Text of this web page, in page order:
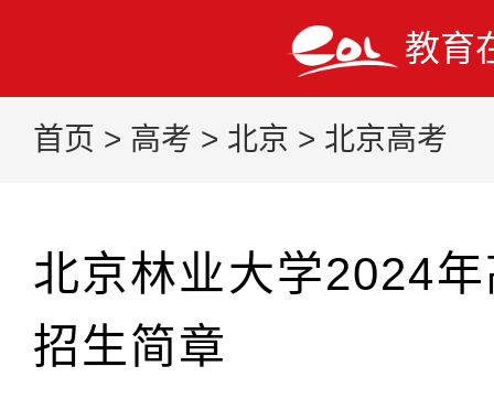
教育
首页 > 高考 > 北京 > 北京高考
北京林业大学2024
招生简章